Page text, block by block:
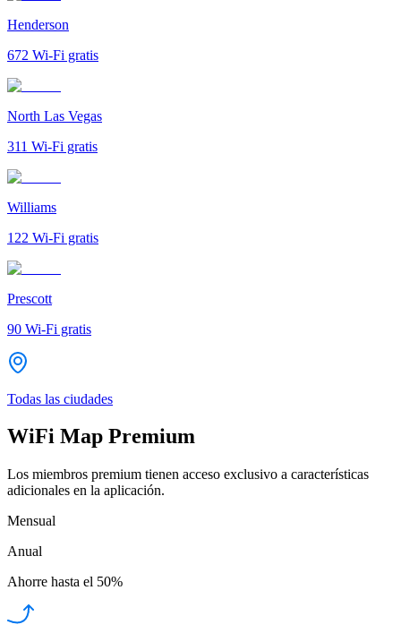
Henderson
672 Wi-Fi gratis
North Las Vegas
311 Wi-Fi gratis
Williams
122 Wi-Fi gratis
Prescott
90 Wi-Fi gratis
Todas las ciudades
WiFi Map Premium
Los miembros premium tienen acceso exclusivo a características
adicionales en la aplicación.
Mensual
Anual
Ahorre hasta el 50%